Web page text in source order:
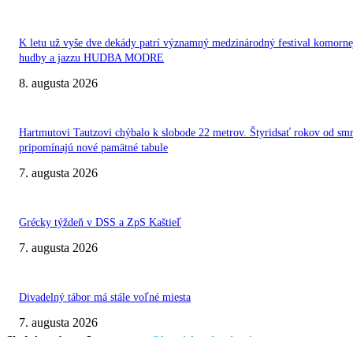
K letu už vyše dve dekády patrí významný medzinárodný festival
hudby a jazzu HUDBA MODRE
8. augusta 2026
Hartmutovi Tautzovi chýbalo k slobode 22 metrov. Štyridsať rokov od
pripomínajú nové pamätné tabule
7. augusta 2026
Grécky týždeň v DSS a ZpS Kaštieľ
7. augusta 2026
Divadelný tábor má stále voľné miesta
7. augusta 2026